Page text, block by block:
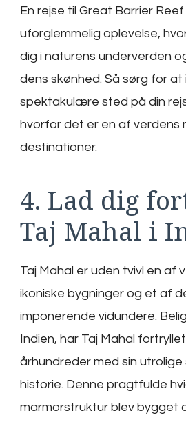
En rejse til Great Barrier
uforglemmelig oplevelse,
dig i naturens underverden
dens skønhed. Så sørg for
spektakulære sted på din
hvorfor det er en af verdens
destinationer.
4. Lad dig
Taj Mahal i
Taj Mahal er uden tvivl en af
ikoniske bygninger og et af
imponerende vidundere.
Indien, har Taj Mahal
århundreder med sin utrolige
historie. Denne pragtfulde
marmorstruktur blev bygget